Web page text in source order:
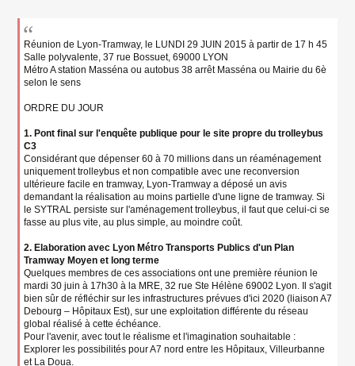
Réunion de Lyon-Tramway, le LUNDI 29 JUIN 2015 à partir de 17 h 45
Salle polyvalente, 37 rue Bossuet, 69000 LYON
Métro A station Masséna ou autobus 38 arrêt Masséna ou Mairie du 6è
selon le sens
ORDRE DU JOUR
1. Pont final sur l'enquête publique pour le site propre du trolleybus
C3
Considérant que dépenser 60 à 70 millions dans un réaménagement
uniquement trolleybus et non compatible avec une reconversion
ultérieure facile en tramway, Lyon-Tramway a déposé un avis
demandant la réalisation au moins partielle d'une ligne de tramway. Si
le SYTRAL persiste sur l'aménagement trolleybus, il faut que celui-ci se
fasse au plus vite, au plus simple, au moindre coût.
2. Elaboration avec Lyon Métro Transports Publics d'un Plan
Tramway Moyen et long terme
Quelques membres de ces associations ont une première réunion le
mardi 30 juin à 17h30 à la MRE, 32 rue Ste Hélène 69002 Lyon. Il s'agit
bien sûr de réfléchir sur les infrastructures prévues d'ici 2020 (liaison A7
Debourg – Hôpitaux Est), sur une exploitation différente du réseau
global réalisé à cette échéance.
Pour l'avenir, avec tout le réalisme et l'imagination souhaitable :
Explorer les possibilités pour A7 nord entre les Hôpitaux, Villeurbanne
et La Doua.